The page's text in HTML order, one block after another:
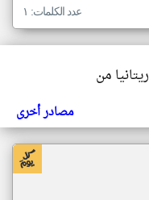
عدد الكلمات: ١
من
مصادر أخرى